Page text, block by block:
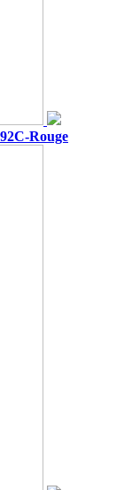
Rouge